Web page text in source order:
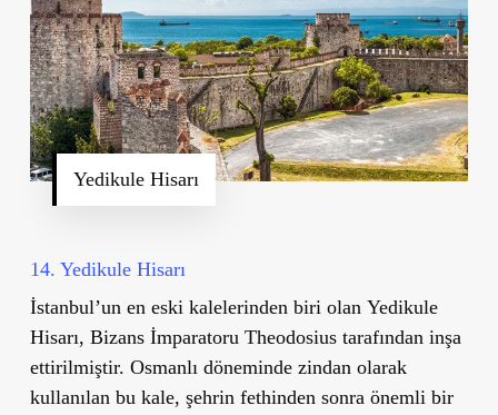
Yedikule Hisarı
14. Yedikule Hisarı
İstanbul’un en eski kalelerinden biri olan Yedikule
Hisarı, Bizans İmparatoru Theodosius tarafından inşa
ettirilmiştir. Osmanlı döneminde zindan olarak
kullanılan bu kale, şehrin fethinden sonra önemli bir